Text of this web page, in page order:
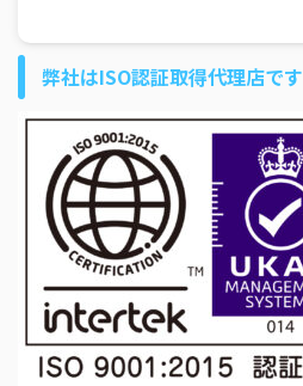
弊社はISO認証取得代理店です